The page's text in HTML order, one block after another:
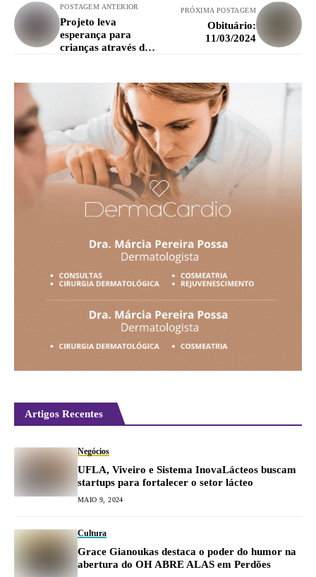
POSTAGEM ANTERIOR
Projeto leva
esperança para
crianças através do
PRÓXIMA POSTAGEM
Obituário:
11/03/2024
Artigos Recentes
Negócios
UFLA, Viveiro e Sistema InovaLácteos buscam
startups para fortalecer o setor lácteo
MAIO 9, 2024
Cultura
Grace Gianoukas destaca o poder do humor na
abertura do OH ABRE ALAS em Perdões